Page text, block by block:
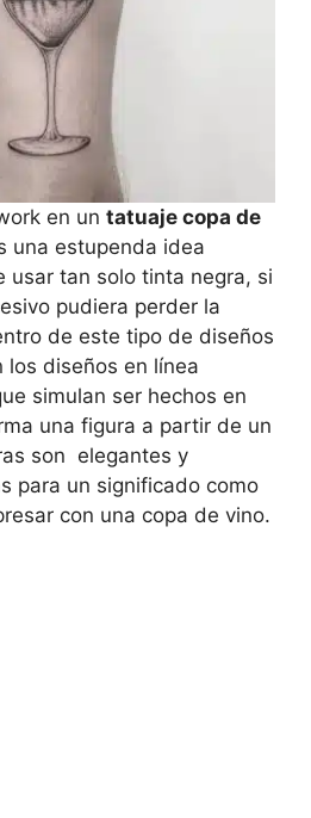
en un tatuaje copa de
una estupenda idea
usar tan solo tinta negra, si
pudiera perder la
de este tipo de diseños
los diseños en línea
simulan ser hechos en
una figura a partir de un
son elegantes y
para un significado como
con una copa de vino.